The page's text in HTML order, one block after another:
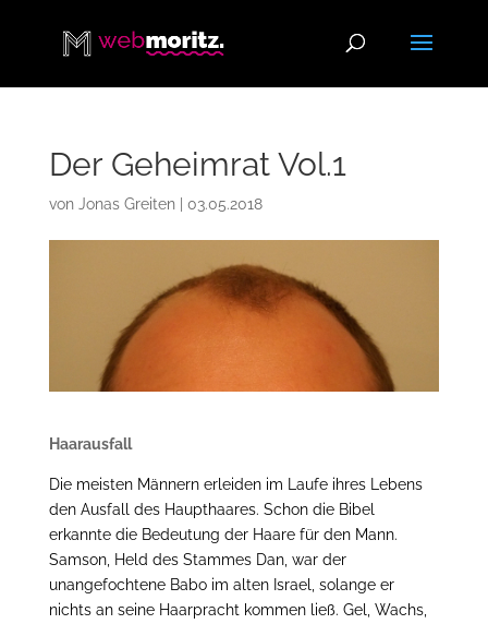
Der Geheimrat Vol.1
von Jonas Greiten| 03.05.2018
Haarausfall
Die meisten Männern erleiden im Laufe ihres Lebens
den Ausfall des Haupthaares. Schon die Bibel
erkannte die Bedeutung der Haare für den Mann.
Samson, Held des Stammes Dan, war der
unangefochtene Babo im alten Israel, solange er
nichts an seine Haarpracht kommen ließ. Gel, Wachs,